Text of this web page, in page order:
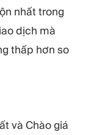
nhất trong
dịch mà
thấp hơn so
và Chào giá